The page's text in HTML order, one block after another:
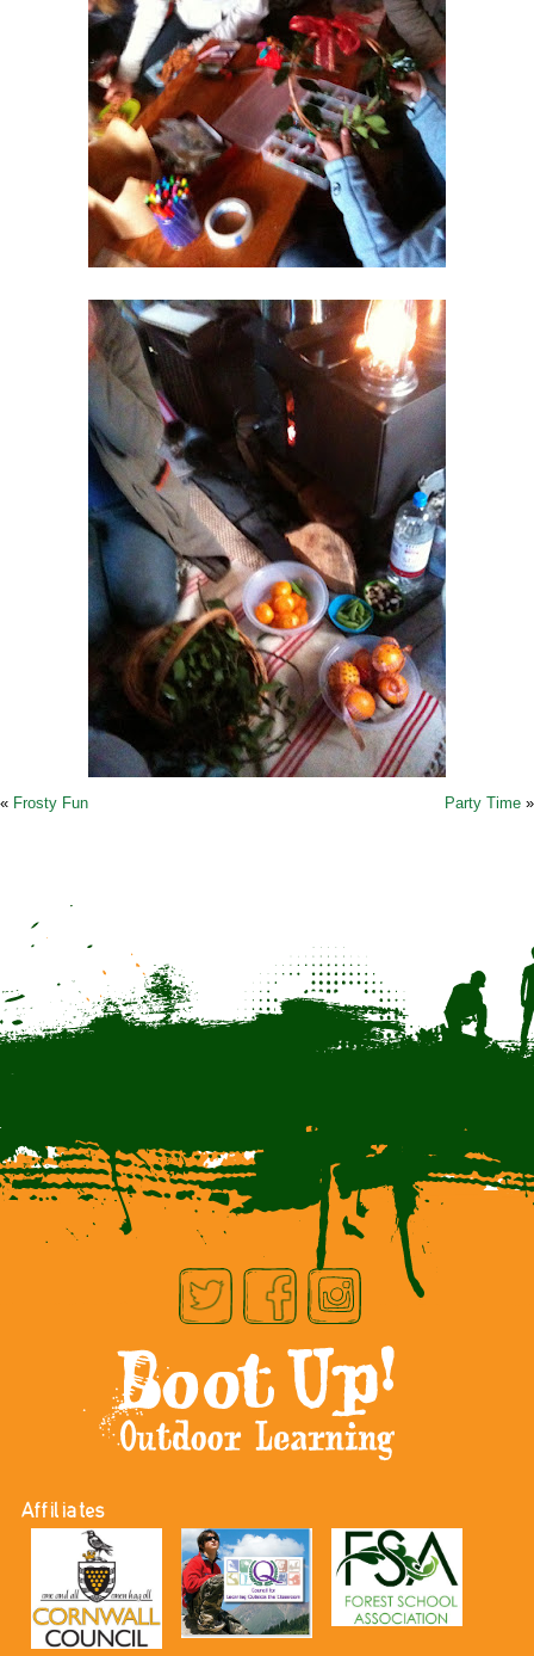
« Frosty Fun Party Time »
Affiliates